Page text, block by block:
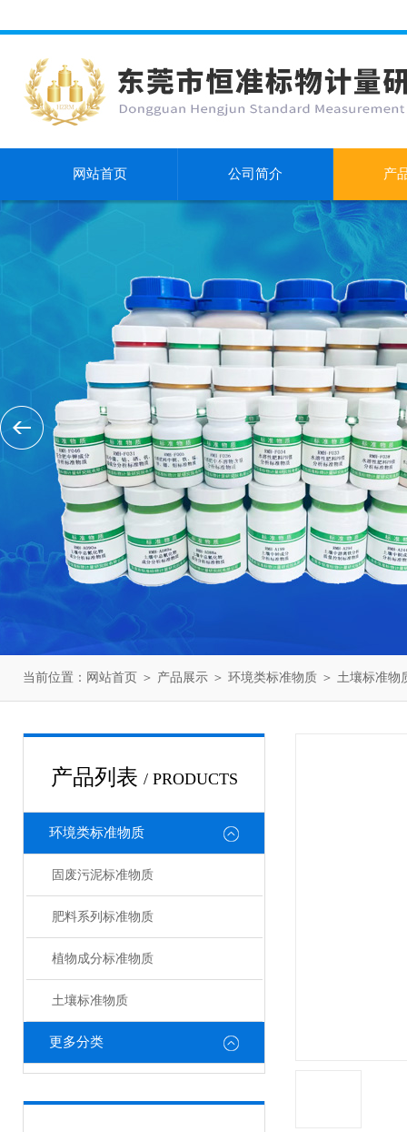
网站首页 公司简介 产
当前位置： 网站首页 ＞ 产品展示 ＞ 环境类标准物质 ＞ 土壤标准物
产品列表 / PRODUCTS
环境类标准物质
固废污泥标准物质
肥料系列标准物质
植物成分标准物质
土壤标准物质
更多分类